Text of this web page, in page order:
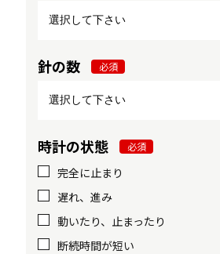
針の数 必須
時計の状態 必須
完全に止まり
遅れ、進み
動いたり、止まったり
断続時間が短い